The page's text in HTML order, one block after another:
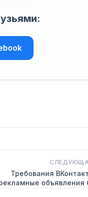
Требования
объявления